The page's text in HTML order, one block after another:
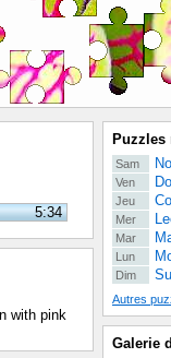
5:34
with pink
Puzzles
Sam
Ven
Jeu
Mer
Mar
Lun
Dim
Autres
Galerie